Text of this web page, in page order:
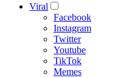
Viral
Facebook
Instagram
Twitter
Youtube
TikTok
Memes